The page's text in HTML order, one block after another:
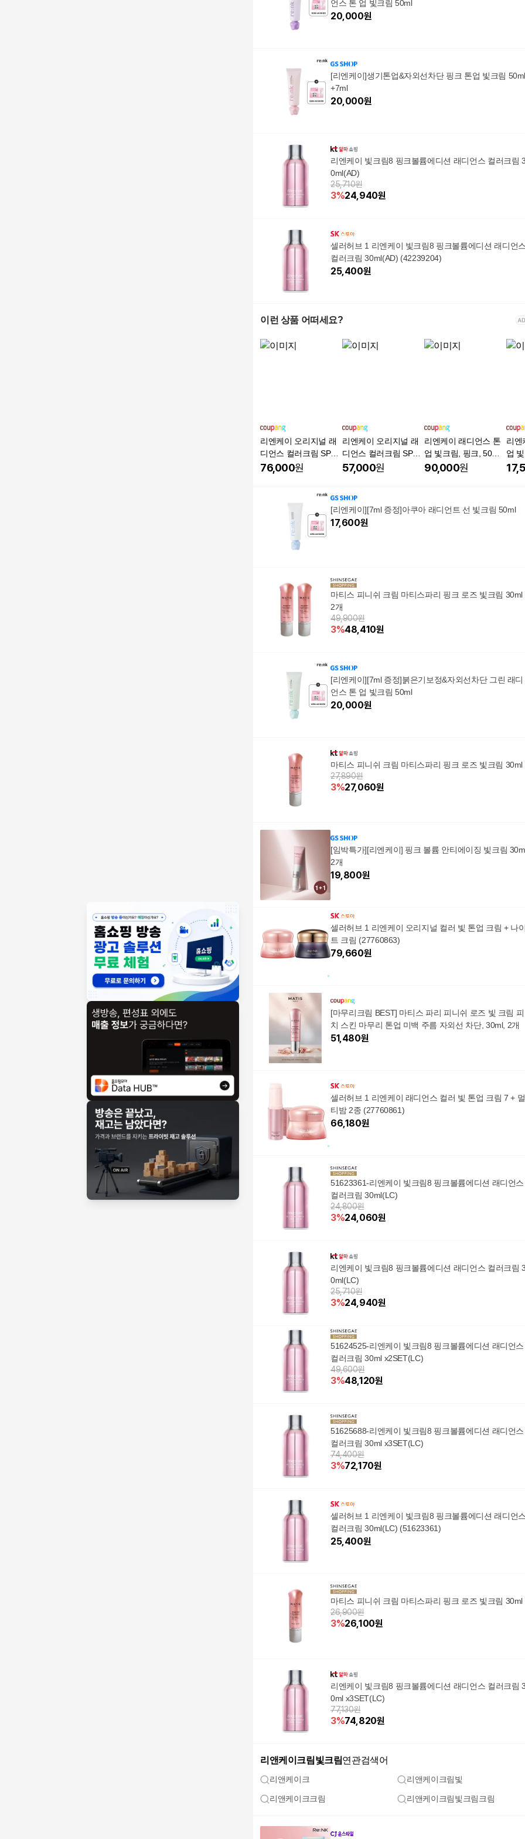
언스 톤 업 빛크림 50ml
20,000원
[리엔케이]생기톤업&자외선차단 핑크 톤업 빛크림
+7ml
20,000원
리엔케이 빛크림8 핑크볼륨에디션 래디언스 컬러크림
0ml(AD)
25,710원
3%24,940원
셀러허브 1 리엔케이 빛크림8 핑크볼륨에디션 래디언
컬러크림 30ml(AD) (42239204)
25,400원
이런 상품 어떠세요?
리엔케이 오리지널 래
디언스 컬러크림 SPF3
0 PA++, 핑크, 40ml, 4
76,000원
리엔케이 오리지널 래
디언스 컬러크림 SPF3
0 PA++, 핑크, 40ml, 3
57,000원
리엔케이 래디언스 톤
업 빛크림, 핑크, 50ml,
6개
90,000원
리엔
업
+++,
[리엔케이][7ml 증정]아쿠아 래디언트 선 빛크림 50ml
17,600원
마티스 피니쉬 크림 마티스파리 핑크 로즈 빛크림 30ml
2개
49,900원
3%48,410원
[리엔케이][7ml 증정]붉은기보정&자외선차단 그린 래디
언스 톤 업 빛크림 50ml
20,000원
마티스 피니쉬 크림 마티스파리 핑크 로즈 빛크림 30ml
27,890원
3%27,060원
[임박특가][리엔케이] 핑크 볼륨 안티에이징 빛크림
2개
19,800원
셀러허브 1 리엔케이 오리지널 컬러 빛 톤업 크림 + 나
트 크림 (27760863)
79,660원
[마무리크림 BEST] 마티스 파리 피니쉬 로즈 빛 크림 피
치 스킨 마무리 톤업 미백 주름 자외선 차단, 30ml, 2개
51,480원
셀러허브 1 리엔케이 래디언스 컬러 빛 톤업 크림 7 + 멀
티밤 2종 (27760861)
66,180원
51623361-리엔케이 빛크림8 핑크볼륨에디션 래디언스
컬러크림 30ml(LC)
24,800원
3%24,060원
리엔케이 빛크림8 핑크볼륨에디션 래디언스 컬러크림
0ml(LC)
25,710원
3%24,940원
51624525-리엔케이 빛크림8 핑크볼륨에디션 래디언스
컬러크림 30ml x2SET(LC)
49,600원
3%48,120원
51625688-리엔케이 빛크림8 핑크볼륨에디션 래디언스
컬러크림 30ml x3SET(LC)
74,400원
3%72,170원
셀러허브 1 리엔케이 빛크림8 핑크볼륨에디션 래디언
컬러크림 30ml(LC) (51623361)
25,400원
마티스 피니쉬 크림 마티스파리 핑크 로즈 빛크림 30ml
26,900원
3%26,100원
리엔케이 빛크림8 핑크볼륨에디션 래디언스 컬러크림
0ml x3SET(LC)
77,130원
3%74,820원
리앤케이크림빛크림연관검색어
리앤케이크 리앤케이크림빛
리앤케이크크림 리앤케이크림빛크림크림